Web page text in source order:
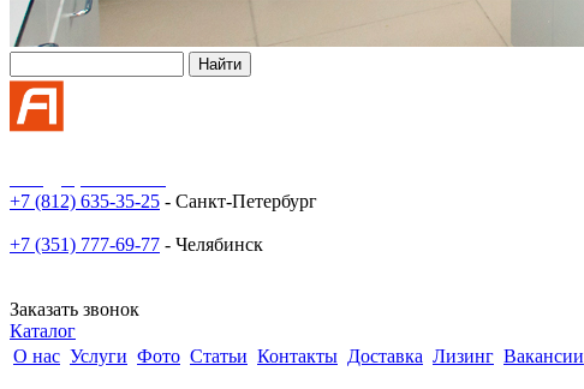
+7 (812) 635-35-25 - Санкт-Петербург
+7 (351) 777-69-77 - Челябинск
Заказать звонок
Каталог
О нас Услуги Фото Статьи Контакты Доставка Лизинг Вакансии